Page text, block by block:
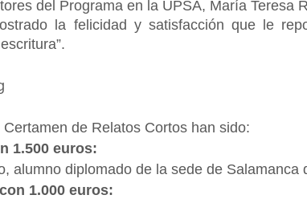
del Programa en la UPSA, María Teresa
la felicidad y satisfacción que le
de Relatos Cortos han sido:
1.500 euros:
alumno diplomado de la sede de Salamanca
1.000 euros: